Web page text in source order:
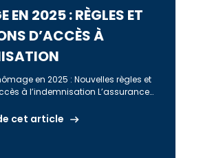
EN 2025 : RÈGLES ET
D’ACCÈS À
en 2025 : Nouvelles règles et
à l’indemnisation L’assurance
cet article